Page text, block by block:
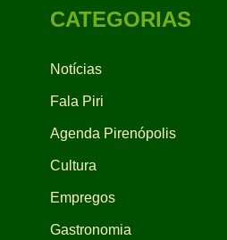
CATEGORIAS
Notícias
Fala Piri
Agenda Pirenópolis
Cultura
Empregos
Gastronomia